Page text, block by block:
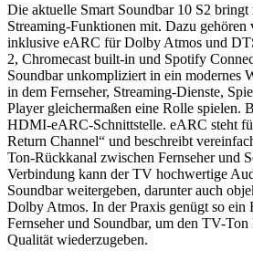
Die aktuelle Smart Soundbar 10 S2 bringt
Streaming-Funktionen mit. Dazu
inklusive eARC für Dolby Atmos und
2, Chromecast built-in und Spotify
Soundbar unkompliziert in ein modernes
in dem Fernseher, Streaming-Dienste,
Player gleichermaßen eine Rolle spielen.
HDMI-eARC-Schnittstelle. eARC steht
Return Channel“ und beschreibt
Ton-Rückkanal zwischen Fernseher und
Verbindung kann der TV hochwertige
Soundbar weitergeben, darunter auch
Dolby Atmos. In der Praxis genügt so
Fernseher und Soundbar, um den TV-
Qualität wiederzugeben.